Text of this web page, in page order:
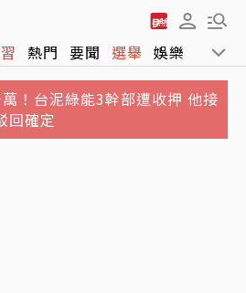
熱門 要聞 選舉 娛樂 運動
！台泥綠能3幹部遭收押 他接
回確定